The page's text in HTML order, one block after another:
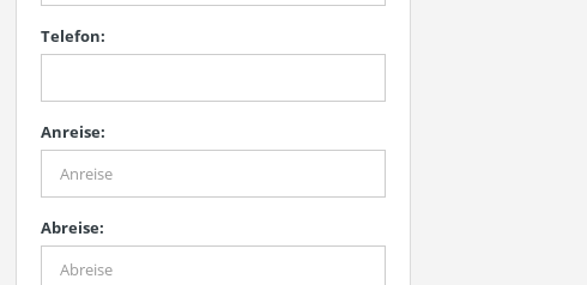
Telefon:
Anreise:
Abreise: